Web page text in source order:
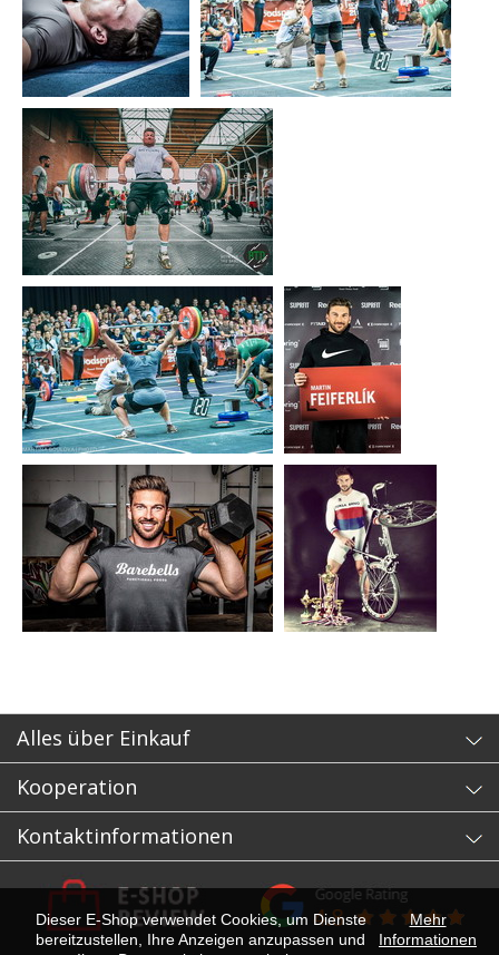
Dieser E-Shop verwendet Cookies, um Dienste
bereitzustellen, Ihre Anzeigen anzupassen und
Mehr
Informationen
Alles über Einkauf
Kooperation
Kontaktinformationen